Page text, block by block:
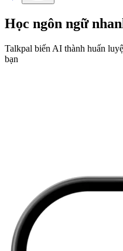
Học ngôn ngữ
Talkpal biến AI thành huấn
bạn